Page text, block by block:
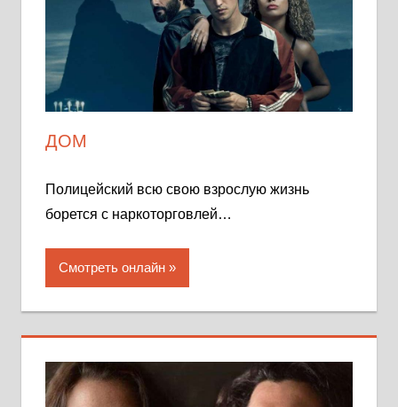
ДОМ
Полицейский всю свою взрослую жизнь
борется с наркоторговлей…
Смотреть онлайн